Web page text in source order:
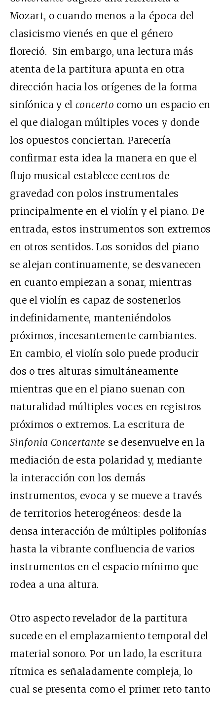
Mozart, o cuando menos a la época del
clasicismo vienés en que el género
floreció. Sin embargo, una lectura más
atenta de la partitura apunta en otra
dirección hacia los orígenes de la forma
sinfónica y elconcerto como un espacio en
el que dialogan múltiples voces y donde
los opuestos conciertan. Parecería
confirmar esta idea la manera en que el
flujo musical establece centros de
gravedad con polos instrumentales
principalmente en el violín y el piano. De
entrada, estos instrumentos son extremos
en otros sentidos. Los sonidos del piano
se alejan continuamente, se desvanecen
en cuanto empiezan a sonar, mientras
que el violín es capaz de sostenerlos
indefinidamente, manteniéndolos
próximos, incesantemente cambiantes.
En cambio, el violín solo puede producir
dos o tres alturas simultáneamente
mientras que en el piano suenan con
naturalidad múltiples voces en registros
próximos o extremos. La escritura de
Sinfonia Concertante se desenvuelve en la
mediación de esta polaridad y, mediante
la interacción con los demás
instrumentos, evoca y se mueve a través
de territorios heterogéneos: desde la
densa interacción de múltiples polifonías
hasta la vibrante confluencia de varios
instrumentos en el espacio mínimo que
rodea a una altura.
Otro aspecto revelador de la partitura
sucede en el emplazamiento temporal del
material sonoro. Por un lado, la escritura
rítmica es señaladamente compleja, lo
cual se presenta como el primer reto tanto